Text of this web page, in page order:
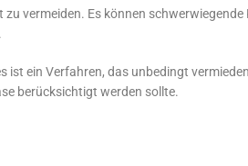
vermeiden. Es können
ein Verfahren, das unbedingt
berücksichtigt werden sollte.